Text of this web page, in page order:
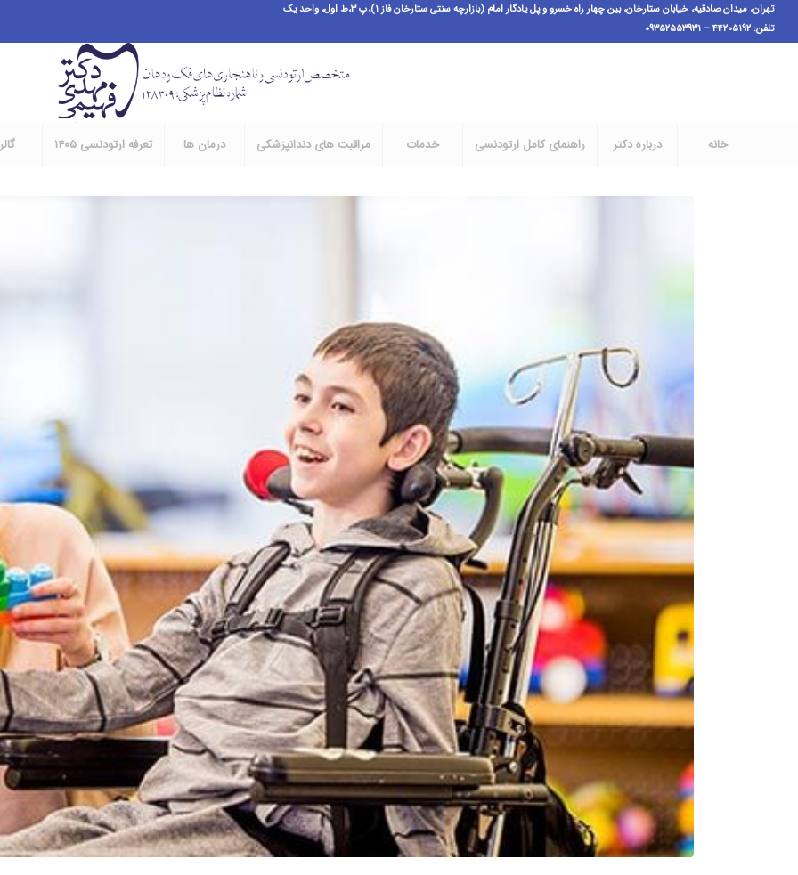
تهران، میدان صادقیه، خیابان ستارخان، بین چهار راه خسرو و پل یادگار امام (بازارچه سنتی ستارخان فاز ۱)،پ ٣،ط اول، واحد یک
تلفن: ۴۴۲۰۵۱۹۲ – ۰۹۳۵۲۵۵۳۹۳۱
خانه درباره دکتر راهنمای کامل ارتودنسی خدمات مراقبت های دندانپزشکی درمان ها تعرفه ارتودنسی ۱۴۰۵